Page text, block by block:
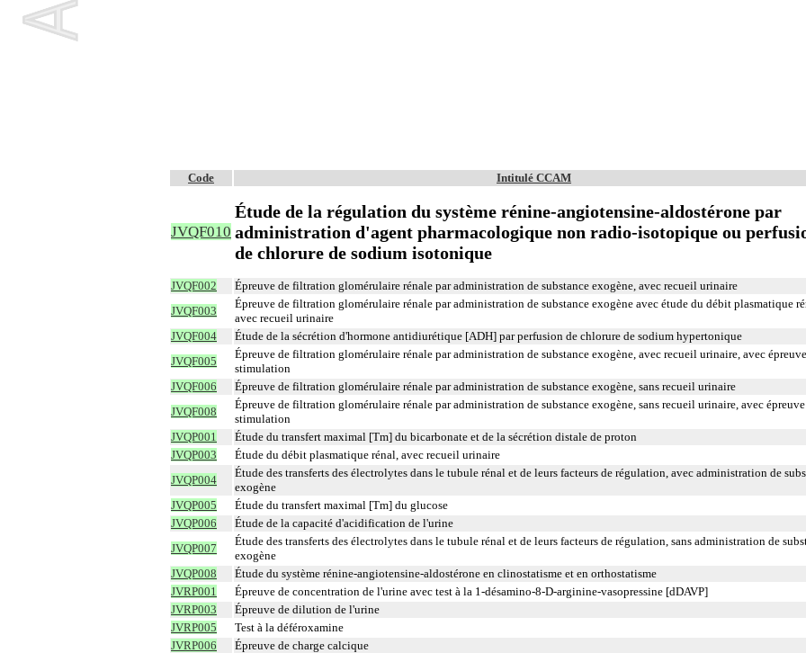
Code Intitulé CCAM
JVQF010
Étude de la régulation du système rénine-angiotensine-aldostérone par
administration d'agent pharmacologique non radio-isotopique ou
de chlorure de sodium isotonique
JVQF002 Épreuve de filtration glomérulaire rénale par administration de substance exogène, avec recueil urinaire
JVQF003
Épreuve de filtration glomérulaire rénale par administration de substance exogène avec étude du débit plasmatique
avec recueil urinaire
JVQF004 Étude de la sécrétion d'hormone antidiurétique [ADH] par perfusion de chlorure de sodium hypertonique
JVQF005
Épreuve de filtration glomérulaire rénale par administration de substance exogène, avec recueil urinaire, avec
stimulation
JVQF006 Épreuve de filtration glomérulaire rénale par administration de substance exogène, sans recueil urinaire
JVQF008
Épreuve de filtration glomérulaire rénale par administration de substance exogène, sans recueil urinaire, avec
stimulation
JVQP001 Étude du transfert maximal [Tm] du bicarbonate et de la sécrétion distale de proton
JVQP003 Étude du débit plasmatique rénal, avec recueil urinaire
JVQP004
Étude des transferts des électrolytes dans le tubule rénal et de leurs facteurs de régulation, avec administration de
exogène
JVQP005 Étude du transfert maximal [Tm] du glucose
JVQP006 Étude de la capacité d'acidification de l'urine
JVQP007
Étude des transferts des électrolytes dans le tubule rénal et de leurs facteurs de régulation, sans administration de
exogène
JVQP008 Étude du système rénine-angiotensine-aldostérone en clinostatisme et en orthostatisme
JVRP001 Épreuve de concentration de l'urine avec test à la 1-désamino-8-D-arginine-vasopressine [dDAVP]
JVRP003 Épreuve de dilution de l'urine
JVRP005 Test à la déféroxamine
JVRP006 Épreuve de charge calcique